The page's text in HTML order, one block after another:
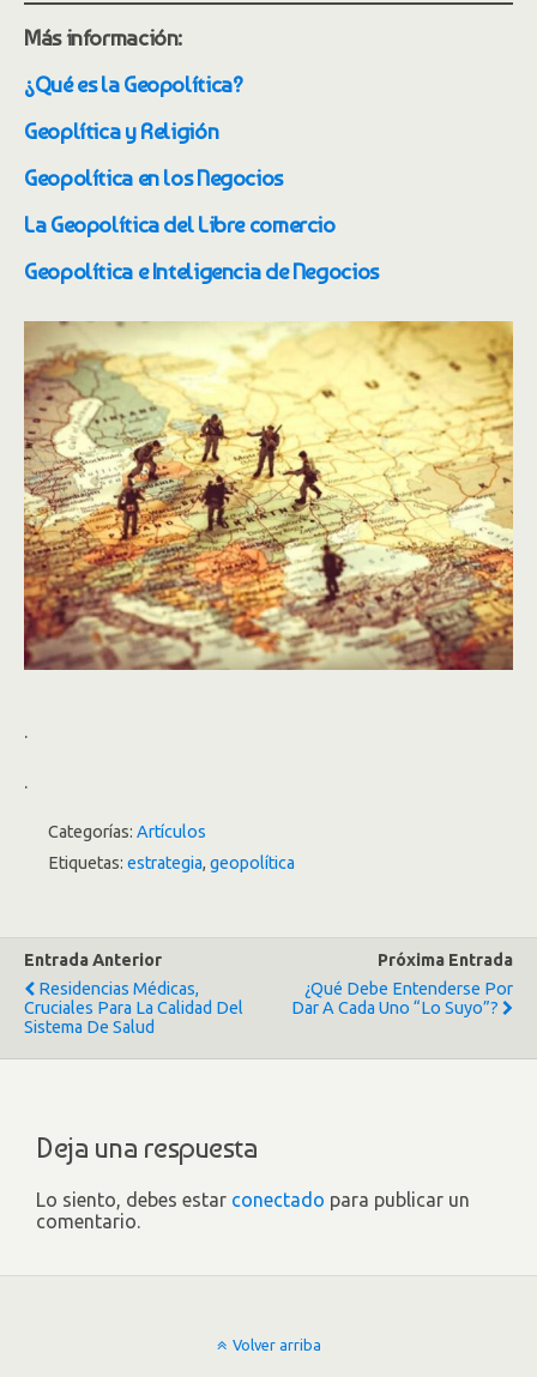
Más información:
¿Qué es la Geopolítica?
Geoplítica y Religión
Geopolítica en los Negocios
La Geopolítica del Libre comercio
Geopolítica e Inteligencia de Negocios
Categorías: Artículos
Etiquetas: estrategia, geopolítica
Entrada Anterior
Residencias Médicas,
Cruciales Para La Calidad Del
Sistema De Salud
Próxima Entrada
¿Qué Debe Entenderse Por
Dar A Cada Uno “Lo Suyo”?
Deja una respuesta
Lo siento, debes estar conectado para publicar un
comentario.
Volver arriba